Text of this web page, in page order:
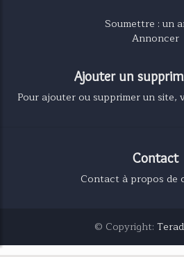
Soumettre : un
Annoncer
Ajouter un
Pour ajouter ou supprimer un site,
Contact
Contact à propos de
© Copyright: